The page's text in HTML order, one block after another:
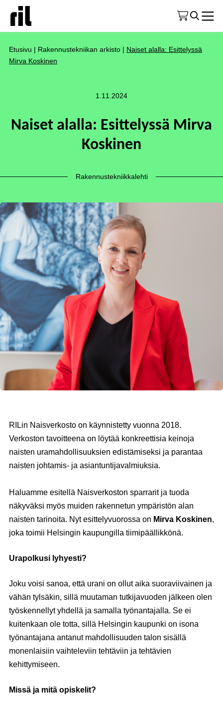
Etusivu | Rakennustekniikan arkisto | Naiset alalla: Esittelyssä
Mirva Koskinen
1.11.2024
Naiset alalla: Esittelyssä Mirva
Koskinen
Rakennustekniikkalehti
RILin Naisverkosto on käynnistetty vuonna 2018.
Verkoston tavoitteena on löytää konkreettisia keinoja
naisten uramahdollisuuksien edistämiseksi ja parantaa
naisten johtamis- ja asiantuntijavalmiuksia.
Haluamme esitellä Naisverkoston sparrarit ja tuoda
näkyväksi myös muiden rakennetun ympäristön alan
naisten tarinoita. Nyt esittelyvuorossa on Mirva Koskinen,
joka toimii Helsingin kaupungilla tiimipäällikkönä.
Urapolkusi lyhyesti?
Joku voisi sanoa, että urani on ollut aika suoraviivainen ja
vähän tylsäkin, sillä muutaman tutkijavuoden jälkeen olen
työskennellyt yhdellä ja samalla työnantajalla. Se ei
kuitenkaan ole totta, sillä Helsingin kaupunki on isona
työnantajana antanut mahdollisuuden talon sisällä
monenlaisiin vaihteleviin tehtäviin ja tehtävien
kehittymiseen.
Missä ja mitä opiskelit?